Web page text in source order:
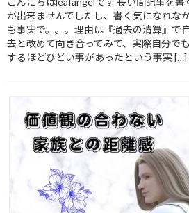
が出来ませんでしたし、書く気になれな
も事実で。。。理由は『過去の清算』で
去と改めて向き合ってみて、実際自分で
するほどひどい事があったという事実 […]